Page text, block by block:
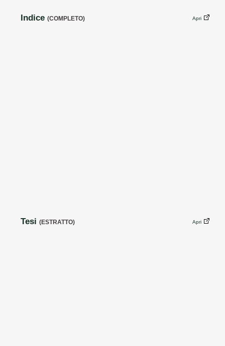
Indice (COMPLETO) Apri
Tesi (ESTRATTO) Apri